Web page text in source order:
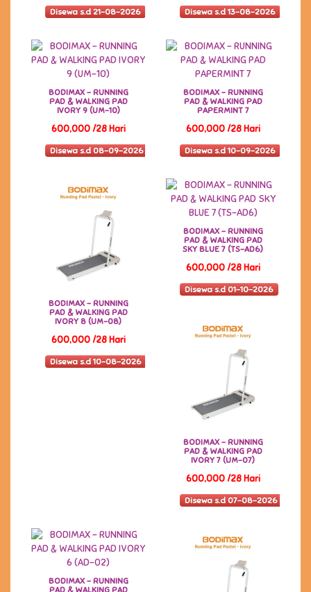
Disewa s.d 21-08-2026 Disewa s.d 13-08-2026
BODIMAX - RUNNING
PAD & WALKING PAD
IVORY 9 (UM-10)
600,000 /28 Hari
Disewa s.d 08-09-2026
BODIMAX - RUNNING
PAD & WALKING PAD
PAPERMINT 7
600,000 /28 Hari
Disewa s.d 10-09-2026
BODIMAX - RUNNING
PAD & WALKING PAD
IVORY 8 (UM-08)
600,000 /28 Hari
Disewa s.d 10-08-2026
BODIMAX - RUNNING
PAD & WALKING PAD
SKY BLUE 7 (TS-AD6)
600,000 /28 Hari
Disewa s.d 01-10-2026
BODIMAX - RUNNING
PAD & WALKING PAD
IVORY 7 (UM-07)
600,000 /28 Hari
Disewa s.d 07-08-2026
BODIMAX - RUNNING